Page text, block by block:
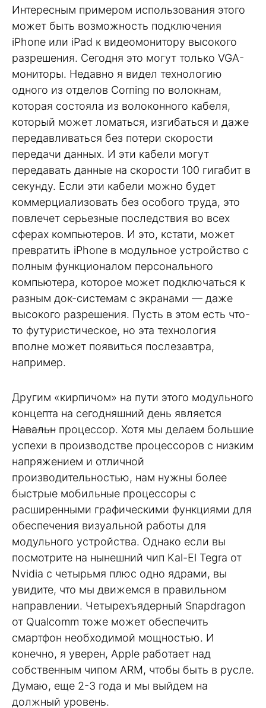
Интересным примером использования этого
может быть возможность подключения
iPhone или iPad к видеомонитору высокого
разрешения. Сегодня это могут только VGA-
мониторы. Недавно я видел технологию
одного из отделов Corning по волокнам,
которая состояла из волоконного кабеля,
который может ломаться, изгибаться и даже
передавливаться без потери скорости
передачи данных. И эти кабели могут
передавать данные на скорости 100 гигабит в
секунду. Если эти кабели можно будет
коммерциализовать без особого труда, это
повлечет серьезные последствия во всех
сферах компьютеров. И это, кстати, может
превратить iPhone в модульное устройство с
полным функционалом персонального
компьютера, которое может подключаться к
разным док-системам с экранами — даже
высокого разрешения. Пусть в этом есть что-
то футуристическое, но эта технология
вполне может появиться послезавтра,
например.
Другим «кирпичом» на пути этого модульного
концепта на сегодняшний день является
Навальн процессор. Хотя мы делаем большие
успехи в производстве процессоров с низким
напряжением и отличной
производительностью, нам нужны более
быстрые мобильные процессоры с
расширенными графическими функциями для
обеспечения визуальной работы для
модульного устройства. Однако если вы
посмотрите на нынешний чип Kal-El Tegra от
Nvidia с четырьмя плюс одно ядрами, вы
увидите, что мы движемся в правильном
направлении. Четырехъядерный Snapdragon
от Qualcomm тоже может обеспечить
смартфон необходимой мощностью. И
конечно, я уверен, Apple работает над
собственным чипом ARM, чтобы быть в русле.
Думаю, еще 2-3 года и мы выйдем на
должный уровень.